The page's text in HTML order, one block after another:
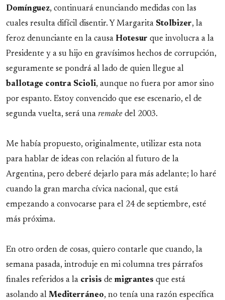
Domínguez, continuará enunciando medidas con las
cuales resulta difícil disentir. Y Margarita Stolbizer, la
feroz denunciante en la causa Hotesur que involucra a la
Presidente y a su hijo en gravísimos hechos de corrupción,
seguramente se pondrá al lado de quien llegue al
ballotage contra Scioli, aunque no fuera por amor sino
por espanto. Estoy convencido que ese escenario, el de
segunda vuelta, será una remake del 2003.
Me había propuesto, originalmente, utilizar esta nota
para hablar de ideas con relación al futuro de la
Argentina, pero deberé dejarlo para más adelante; lo haré
cuando la gran marcha cívica nacional, que está
empezando a convocarse para el 24 de septiembre, esté
más próxima.
En otro orden de cosas, quiero contarle que cuando, la
semana pasada, introduje en mi columna tres párrafos
finales referidos a la crisis de migrantes que está
asolando al Mediterráneo, no tenía una razón específica